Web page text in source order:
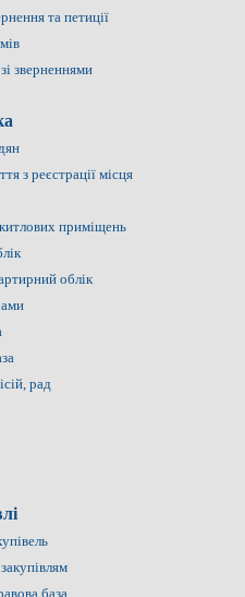
та петиції
зверненнями
з реєстрації місця
приміщень
облік
рад
база